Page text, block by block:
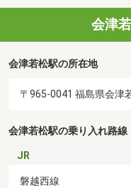
会津
会津若松駅の所在地
〒965-0041 福島県会津
会津若松駅の乗り入れ路線
JR
磐越西線